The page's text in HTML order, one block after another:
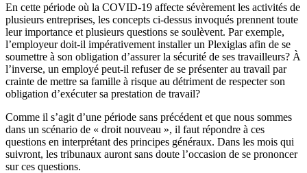
En cette période où la COVID-19 affecte sévèrement les activités de
plusieurs entreprises, les concepts ci-dessus invoqués prennent toute
leur importance et plusieurs questions se soulèvent. Par exemple,
l’employeur doit-il impérativement installer un Plexiglas afin de se
soumettre à son obligation d’assurer la sécurité de ses travailleurs? À
l’inverse, un employé peut-il refuser de se présenter au travail par
crainte de mettre sa famille à risque au détriment de respecter son
obligation d’exécuter sa prestation de travail?
Comme il s’agit d’une période sans précédent et que nous sommes
dans un scénario de « droit nouveau », il faut répondre à ces
questions en interprétant des principes généraux. Dans les mois qui
suivront, les tribunaux auront sans doute l’occasion de se prononcer
sur ces questions.